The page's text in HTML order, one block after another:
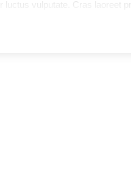
luctus vulputate. Cras laoreet